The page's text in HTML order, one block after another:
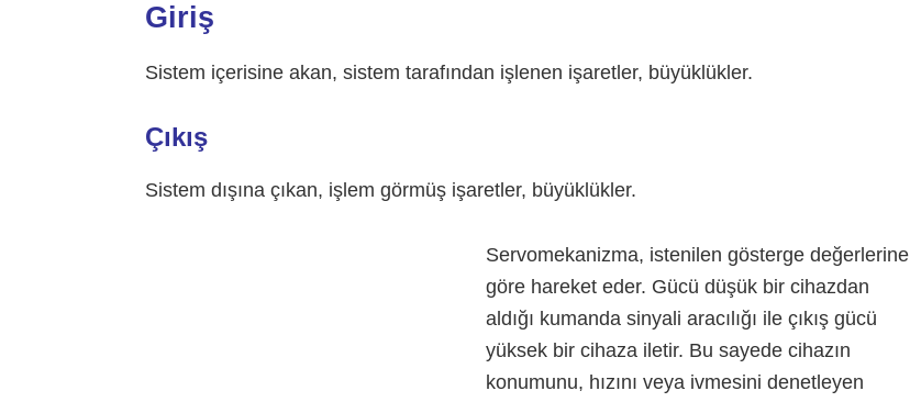
Giriş
Sistem içerisine akan, sistem tarafından işlenen işaretler, büyüklükler.
Çıkış
Sistem dışına çıkan, işlem görmüş işaretler, büyüklükler.
Servomekanizma, istenilen gösterge değerlerine
göre hareket eder. Gücü düşük bir cihazdan
aldığı kumanda sinyali aracılığı ile çıkış gücü
yüksek bir cihaza iletir. Bu sayede cihazın
konumunu, hızını veya ivmesini denetleyen